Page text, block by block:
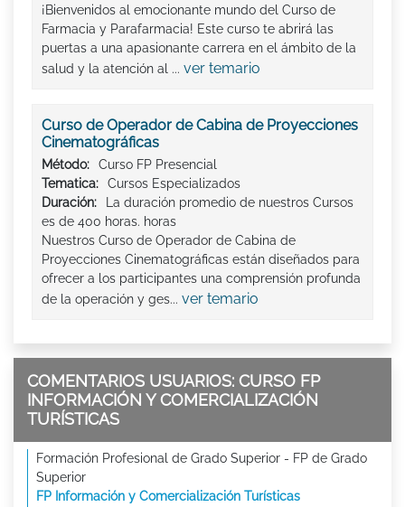
¡Bienvenidos al emocionante mundo del Curso de
Farmacia y Parafarmacia! Este curso te abrirá las
puertas a una apasionante carrera en el ámbito de la
salud y la atención al ... ver temario
Curso de Operador de Cabina de Proyecciones
Cinematográficas
Método:
Curso FP Presencial
Tematica:
Cursos Especializados
Duración:
La duración promedio de nuestros Cursos
es de 400 horas. horas
Nuestros Curso de Operador de Cabina de
Proyecciones Cinematográficas están diseñados para
ofrecer a los participantes una comprensión profunda
de la operación y ges... ver temario
COMENTARIOS USUARIOS: CURSO FP
INFORMACIÓN Y COMERCIALIZACIÓN
TURÍSTICAS
Formación Profesional de Grado Superior - FP de Grado
Superior
FP Información y Comercialización Turísticas